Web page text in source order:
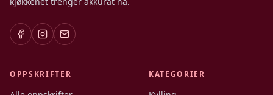
OPPSKRIFTER KATEGORIER